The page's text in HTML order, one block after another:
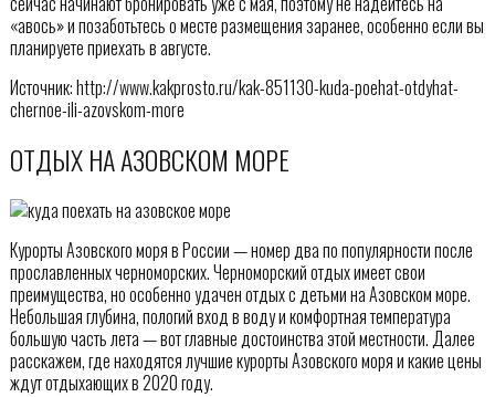
«авось» и позаботьтесь о месте размещения заранее, особенно если вы
планируете приехать в августе.
Источник: http://www.kakprosto.ru/kak-851130-kuda-poehat-otdyhat-
chernoe-ili-azovskom-more
ОТДЫХ НА АЗОВСКОМ МОРЕ
Курорты Азовского моря в России — номер два по популярности после
прославленных черноморских. Черноморский отдых имеет свои
преимущества, но особенно удачен отдых с детьми на Азовском море.
Небольшая глубина, пологий вход в воду и комфортная температура
большую часть лета — вот главные достоинства этой местности. Далее
расскажем, где находятся лучшие курорты Азовского моря и какие цены
ждут отдыхающих в 2020 году.